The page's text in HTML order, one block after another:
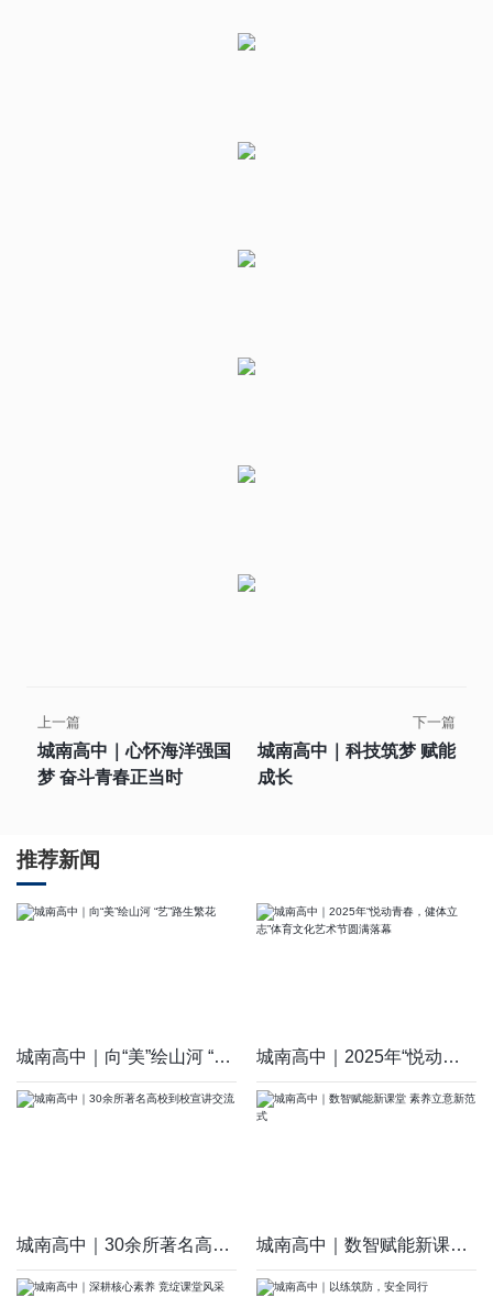
上一篇
城南高中｜心怀海洋强国
梦 奋斗青春正当时
下一篇
城南高中｜科技筑梦 赋能
成长
推荐新闻
城南高中｜向“美”绘山河 “艺”路生繁花 城南高中｜2025年“悦动青春，健体立志”体育文化艺术节圆满落幕
城南高中｜30余所著名高校到校宣讲交流 城南高中｜数智赋能新课堂 素养立意新范式